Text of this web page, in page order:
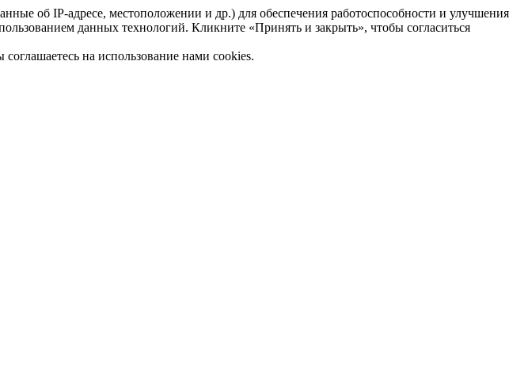
об IP-адресе, местоположении и др.) для обеспечения работоспособности и улучшения
данных технологий. Кликните «Принять и закрыть», чтобы согласиться
на использование нами cookies.